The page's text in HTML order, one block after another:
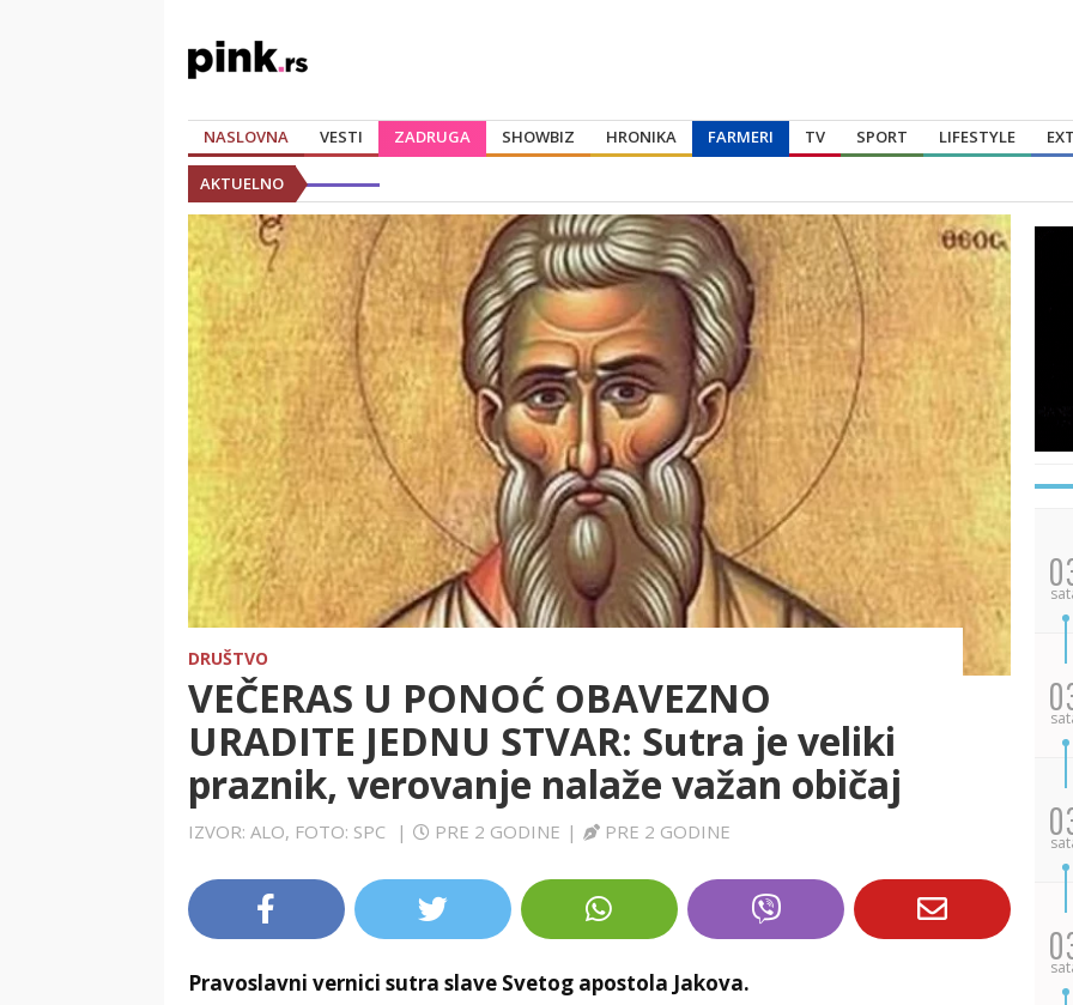
NASLOVNA VESTI ZADRUGA SHOWBIZ HRONIKA FARMERI TV SPORT LIFESTYLE
AKTUELNO
DRUŠTVO
VEČERAS U PONOĆ OBAVEZNO
URADITE JEDNU STVAR: Sutra je veliki
praznik, verovanje nalaže važan običaj
IZVOR: ALO, FOTO: SPC | PRE 2 GODINE | PRE 2 GODINE
Pravoslavni vernici sutra slave Svetog apostola Jakova.